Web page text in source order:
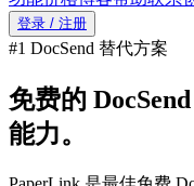
登录 / 注册
#1 DocSend 替代方案
免费的
能力。